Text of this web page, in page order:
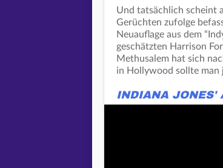
Und tatsächlich scheint
Gerüchten zufolge
Neuauflage aus dem
geschätzten Harrison
Methusalem hat sich
in Hollywood sollte man
INDIANA JONES'